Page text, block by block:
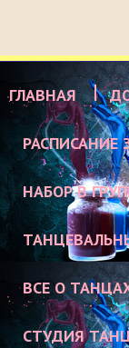
ГЛАВНАЯ
РАСПИСАНИЕ
НАБОР В
ВСЕ О
СТУДИЯ